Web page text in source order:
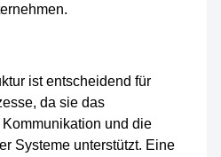
ist entscheidend für
da sie das
und die
Systeme unterstützt. Eine